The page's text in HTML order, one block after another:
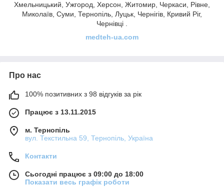
Хмельницький, Ужгород, Херсон, Житомир, Черкаси, Рівне,
Миколаїв, Суми, Тернопіль, Луцьк, Чернігів, Кривий Ріг,
Чернівці .
medteh-ua.com
Про нас
100% позитивних з 98 відгуків за рік
Працює з 13.11.2015
м. Тернопіль
вул. Текстильна 59, Тернопіль, Україна
Контакти
Сьогодні працює з 09:00 до 18:00
Показати весь графік роботи